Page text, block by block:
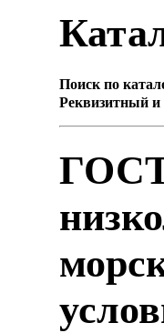
Поиск по
Реквизитный и
ГОСТ